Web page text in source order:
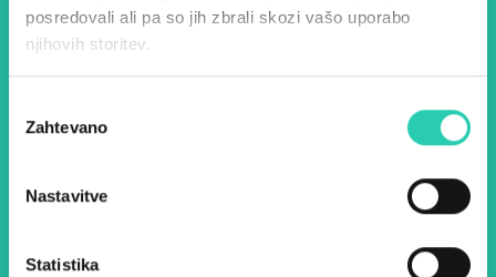
posredovali ali pa so jih zbrali skozi vašo uporabo
njihovih storitev.
soglasja
Zahtevano
Nastavitve
Statistika
evropske prestolnice kulture
– prijavite se na naš novičnik
in ostanite na tekočem z